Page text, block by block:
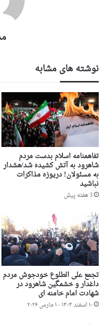
نوشته های مشابه
تفاهمنامه اسلام بدست مردم
شاهرود به آتش کشیده شد/هشدار
به مسئولان! دریوزه مذاکرات
نباشید
3 هفته پیش
تجمع علی الطلوع خودجوش مردم
داغدار و خشمگین شاهرود در
شهادت امام خامنه ای
۱۰ اسفند ۱۴۰۴ - ۱ مارس ۲۰۲۶